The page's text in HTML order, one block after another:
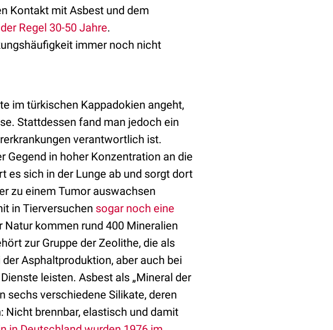
Kontakt mit Asbest und dem
Regel 30-50 Jahre.
immer noch nicht
im türkischen Kappadokien angeht,
Stattdessen fand man jedoch ein
verantwortlich ist.
Gegend in hoher Konzentration an die
es sich in der Lunge ab und sorgt dort
zu einem Tumor auswachsen
in Tierversuchen sogar noch eine
Natur kommen rund 400 Mineralien
zur Gruppe der Zeolithe, die als
Asphaltproduktion, aber auch bei
leisten. Asbest als „Mineral der
sechs verschiedene Silikate, deren
Nicht brennbar, elastisch und damit